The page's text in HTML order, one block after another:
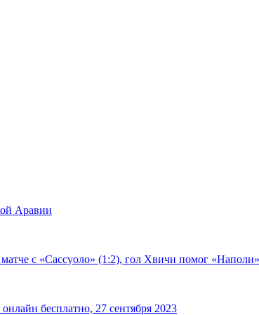
Аравии
с «Сассуоло» (1:2), гол Хвичи помог
бесплатно, 27 сентября 2023